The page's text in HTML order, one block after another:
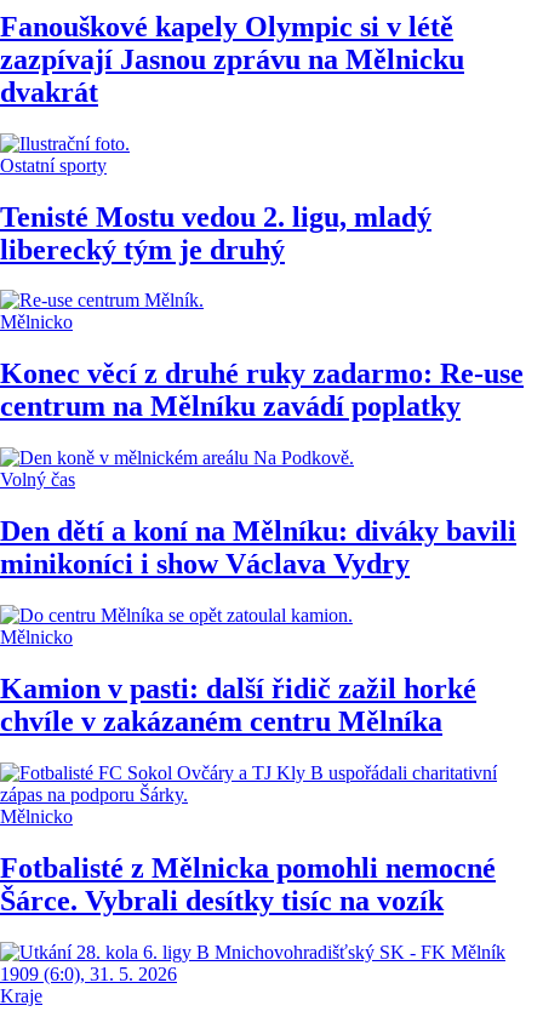
Fanouškové kapely Olympic si v létě
zazpívají Jasnou zprávu na Mělnicku
dvakrát
Ostatní sporty
Tenisté Mostu vedou 2. ligu, mladý
liberecký tým je druhý
Mělnicko
Konec věcí z druhé ruky zadarmo: Re-use
centrum na Mělníku zavádí poplatky
Volný čas
Den dětí a koní na Mělníku: diváky bavili
minikoníci i show Václava Vydry
Mělnicko
Kamion v pasti: další řidič zažil horké
chvíle v zakázaném centru Mělníka
Mělnicko
Fotbalisté z Mělnicka pomohli nemocné
Šárce. Vybrali desítky tisíc na vozík
Kraje